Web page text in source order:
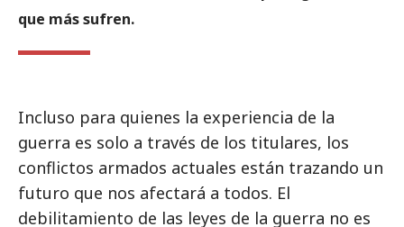
que más sufren.
Incluso para quienes la experiencia de la
guerra es solo a través de los titulares, los
conflictos armados actuales están trazando un
futuro que nos afectará a todos. El
debilitamiento de las leyes de la guerra no es